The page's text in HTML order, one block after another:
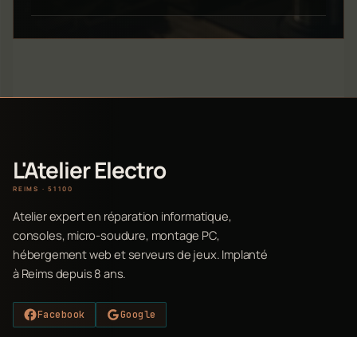
L'Atelier Electro
REIMS · 51100
Atelier expert en réparation informatique,
consoles, micro-soudure, montage PC,
hébergement web et serveurs de jeux. Implanté
à Reims depuis 8 ans.
Facebook Google